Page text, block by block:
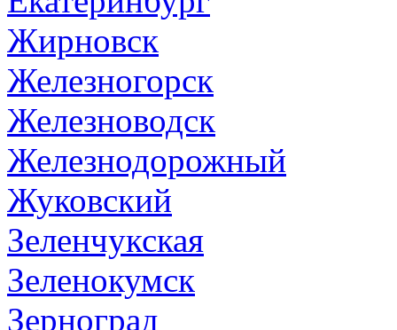
Жирновск
Железногорск
Железноводск
Железнодорожный
Жуковский
Зеленчукская
Зеленокумск
Зерноград